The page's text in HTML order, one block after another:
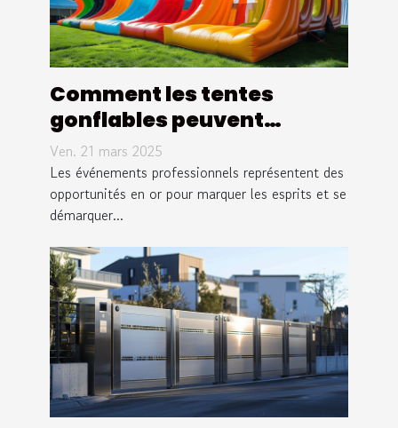
Comment les tentes
gonflables peuvent
dynamiser votre présence
événementielle
Ven. 21 mars 2025
Les événements professionnels représentent des
opportunités en or pour marquer les esprits et se
démarquer...